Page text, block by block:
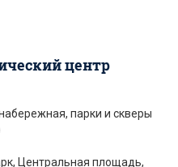
центр
парки и скверы
Центральная площадь,